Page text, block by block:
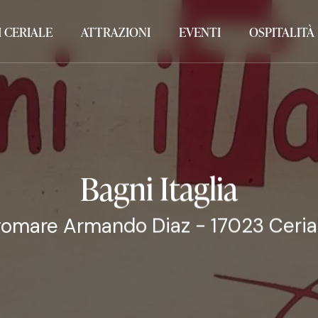
CERIALE ATTRAZIONI EVENTI OSPITALITÀ
Bagni Itaglia
Armando Diaz - 17023